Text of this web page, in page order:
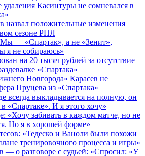
Касинтуры не сомневался в
назвал положительные изменения
сезоне РПЛ
— «Спартак», а не «Зенит»,
я не собираюсь»
на 20 тысяч рублей за отсутствие
«Спартака»
Новгорода» Карасев не
Пруцева из «Спартака»
всегда выкладывается на полную, он
в «Спартаке». И я этого хочу»
«Хочу забивать в каждом матче, но не
Но я в хорошей форме»
«Тедеско и Ваноли были похожи
тренировочного процесса и игры»
— о разговоре с судьей: «Спросил: «У